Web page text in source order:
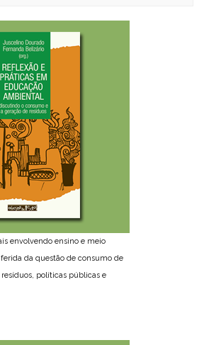
envolvendo ensino e meio
da questão de consumo de
políticas públicas e